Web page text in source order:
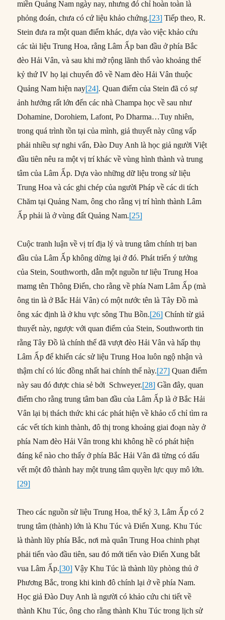
miền Quảng Nam ngày nay, nhưng đó chỉ hoàn toàn là
phỏng đoán, chưa có cứ liệu khảo chứng.[23] Tiếp theo, R.
Stein đưa ra một quan điểm khác, dựa vào việc khảo cứu
các tài liệu Trung Hoa, rằng Lâm Ấp ban đầu ở phía Bắc
đèo Hải Vân, và sau khi mở rộng lãnh thổ vào khoảng thế
kỷ thứ IV họ lại chuyển đô về Nam đèo Hải Vân thuộc
Quảng Nam hiện nay[24]. Quan điểm của Stein đã có sự
ảnh hưởng rất lớn đến các nhà Champa học về sau như
Dohamine, Dorohiem, Lafont, Po Dharma…Tuy nhiên,
trong quá trình tồn tại của mình, giả thuyết này cũng vấp
phải nhiều sự nghi vấn, Đào Duy Anh là học giả người Việt
đầu tiên nêu ra một vị trí khác về vùng hình thành và trung
tâm của Lâm Ấp. Dựa vào những dữ liệu trong sử liệu
Trung Hoa và các ghi chép của người Pháp về các di tích
Chăm tại Quảng Nam, ông cho rằng vị trí hình thành Lâm
Ấp phải là ở vùng đất Quảng Nam.[25]
Cuộc tranh luận về vị trí địa lý và trung tâm chính trị ban
đầu của Lâm Ấp không dừng lại ở đó. Phát triển ý tưởng
của Stein, Southworth, dẫn một nguồn tư liệu Trung Hoa
mamg tên Thông Điển, cho rằng về phía Nam Lâm Ấp (mà
ông tin là ở Bắc Hải Vân) có một nước tên là Tây Đồ mà
ông xác định là ở khu vực sông Thu Bồn.[26] Chính từ giả
thuyết này, ngược với quan điểm của Stein, Southworth tin
rằng Tây Đồ là chính thể đã vượt đèo Hải Vân và hấp thụ
Lâm Ấp để khiến các sử liệu Trung Hoa luôn ngộ nhận và
thậm chí có lúc đồng nhất hai chính thể này.[27] Quan điểm
này sau đó được chia sẻ bởi Schweyer.[28] Gần đây, quan
điểm cho rằng trung tâm ban đầu của Lâm Ấp là ở Bắc Hải
Vân lại bị thách thức khi các phát hiện về khảo cổ chỉ tìm ra
các vết tích kinh thành, đô thị trong khoảng giai đoạn này ở
phía Nam đèo Hải Vân trong khi không hề có phát hiện
đáng kể nào cho thấy ở phía Bắc Hải Vân đã từng có dấu
vết một đô thành hay một trung tâm quyền lực quy mô lớn.
[29]
Theo các nguồn sử liệu Trung Hoa, thế kỷ 3, Lâm Ấp có 2
trung tâm (thành) lớn là Khu Túc và Điển Xung. Khu Túc
là thành lũy phía Bắc, nơi mà quân Trung Hoa chinh phạt
phải tiến vào đầu tiên, sau đó mới tiến vào Điển Xung bắt
vua Lâm Ấp.[30] Vậy Khu Túc là thành lũy phòng thủ ở
Phương Bắc, trong khi kinh đô chính lại ở về phía Nam.
Học giả Đào Duy Anh là người có khảo cứu chi tiết về
thành Khu Túc, ông cho rằng thành Khu Túc trong lịch sử